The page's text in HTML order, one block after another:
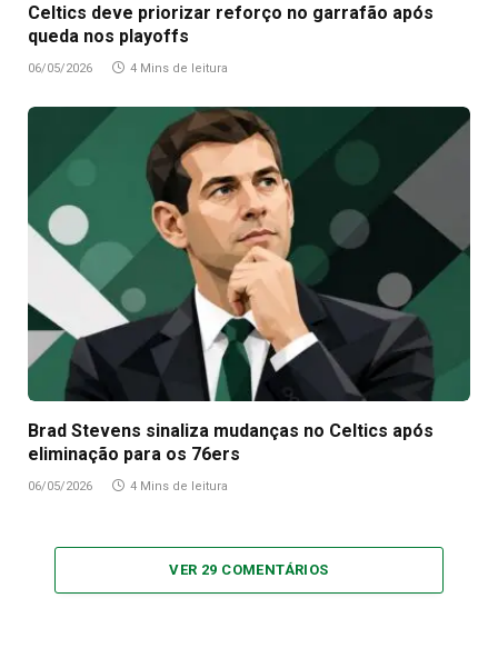
Celtics deve priorizar reforço no garrafão após
queda nos playoffs
06/05/2026 4 Mins de leitura
Brad Stevens sinaliza mudanças no Celtics após
eliminação para os 76ers
06/05/2026 4 Mins de leitura
VER 29 COMENTÁRIOS